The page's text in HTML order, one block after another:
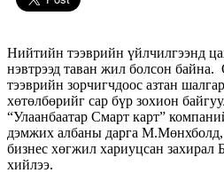
Нийтийн тээврийн үйлчилгээнд
нэвтрээд таван жил болсон
тээврийн зорчигчдоос азтан
хөтөлбөрийг сар бүр зохион
“Улаанбаатар Смарт карт”
дэмжих албаны дарга М.Мөнхболд,
бизнес хөгжил хариуцсан захирал
хийлээ.